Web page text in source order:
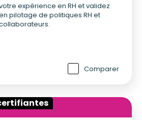
expérience en RH et validez
pilotage de politiques RH et
Comparer